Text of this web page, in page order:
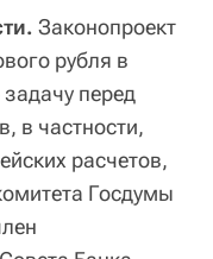
Законопроект
рубля в
перед
в частности,
расчетов,
Госдумы